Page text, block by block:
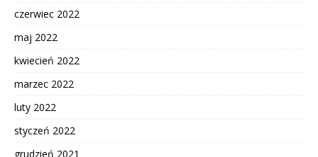
czerwiec 2022
maj 2022
kwiecień 2022
marzec 2022
luty 2022
styczeń 2022
grudzień 2021